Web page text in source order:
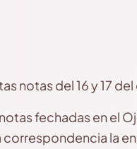
notas del 16 y 17
fechadas en el
la